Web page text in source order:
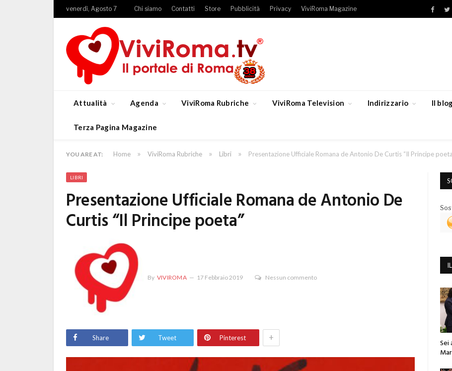
venerdì, Agosto 7 Chi siamo Contatti Store Pubblicità Privacy ViviRoma Magazine
Attualità Agenda ViviRoma Rubriche ViviRoma Television Indirizzario Il
Terza Pagina Magazine
YOU ARE AT: Home » ViviRoma Rubriche » Libri » Presentazione Ufficiale Romana de Antonio De Curtis “Il Principe
LIBRI
Presentazione Ufficiale Romana de Antonio De
Curtis “Il Principe poeta”
By VIVIROMA 17 Febbraio 2019 Nessun commento
Share Tweet Pinterest +
Sei